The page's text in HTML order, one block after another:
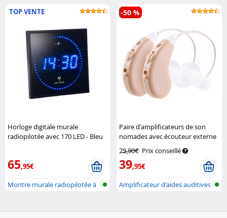
LED
TOP VENTE
Horloge digitale murale
radiopilotée avec 170 LED - Bleu
65,95€
Montre murale radiopilotée à
Paire d'amplificateurs de son
nomades avec écouteur externe
Newgen
Medicals
79,90€ Prix conseillé
39,95€
-50 %
Amplificateur d'aides auditives